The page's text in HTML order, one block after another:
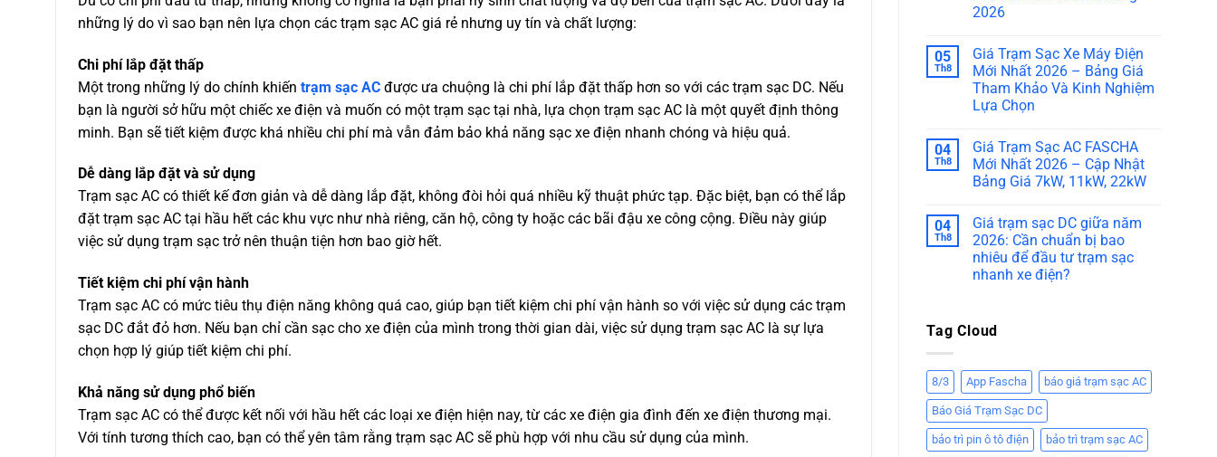
những lý do vì sao bạn nên lựa chọn các trạm sạc AC giá rẻ nhưng uy tín và chất lượng:
Chi phí lắp đặt thấp
Một trong những lý do chính khiến trạm sạc AC được ưa chuộng là chi phí lắp đặt thấp hơn so với các trạm sạc DC. Nếu
bạn là người sở hữu một chiếc xe điện và muốn có một trạm sạc tại nhà, lựa chọn trạm sạc AC là một quyết định thông
minh. Bạn sẽ tiết kiệm được khá nhiều chi phí mà vẫn đảm bảo khả năng sạc xe điện nhanh chóng và hiệu quả.
Dễ dàng lắp đặt và sử dụng
Trạm sạc AC có thiết kế đơn giản và dễ dàng lắp đặt, không đòi hỏi quá nhiều kỹ thuật phức tạp. Đặc biệt, bạn có thể lắp
đặt trạm sạc AC tại hầu hết các khu vực như nhà riêng, căn hộ, công ty hoặc các bãi đậu xe công cộng. Điều này giúp
việc sử dụng trạm sạc trở nên thuận tiện hơn bao giờ hết.
Tiết kiệm chi phí vận hành
Trạm sạc AC có mức tiêu thụ điện năng không quá cao, giúp bạn tiết kiệm chi phí vận hành so với việc sử dụng các trạm
sạc DC đắt đỏ hơn. Nếu bạn chỉ cần sạc cho xe điện của mình trong thời gian dài, việc sử dụng trạm sạc AC là sự lựa
chọn hợp lý giúp tiết kiệm chi phí.
Khả năng sử dụng phổ biến
Trạm sạc AC có thể được kết nối với hầu hết các loại xe điện hiện nay, từ các xe điện gia đình đến xe điện thương mại.
Với tính tương thích cao, bạn có thể yên tâm rằng trạm sạc AC sẽ phù hợp với nhu cầu sử dụng của mình.
2026
05
Th8
Giá Trạm Sạc Xe Máy Điện
Mới Nhất 2026 – Bảng Giá
Tham Khảo Và Kinh Nghiệm
Lựa Chọn
04
Th8
Giá Trạm Sạc AC FASCHA
Mới Nhất 2026 – Cập Nhật
Bảng Giá 7kW, 11kW, 22kW
04
Th8
Giá trạm sạc DC giữa năm
2026: Cần chuẩn bị bao
nhiêu để đầu tư trạm sạc
nhanh xe điện?
Tag Cloud
8/3 App Fascha báo giá trạm sạc AC
Báo Giá Trạm Sạc DC
bảo trì pin ô tô điện bảo trì trạm sạc AC